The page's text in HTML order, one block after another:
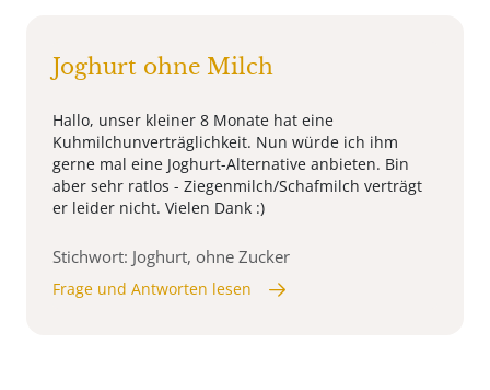
Joghurt ohne Milch
Hallo, unser kleiner 8 Monate hat eine
Kuhmilchunverträglichkeit. Nun würde ich ihm
gerne mal eine Joghurt-Alternative anbieten. Bin
aber sehr ratlos - Ziegenmilch/Schafmilch verträgt
er leider nicht. Vielen Dank :)
Stichwort: Joghurt, ohne Zucker
Frage und Antworten lesen